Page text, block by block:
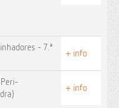
- 7.ª
+ info
+ info